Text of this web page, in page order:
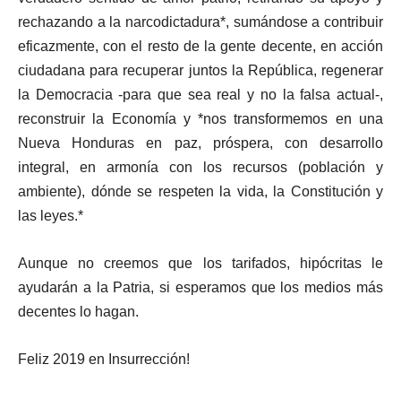
rechazando a la narcodictadura*, sumándose a contribuir
eficazmente, con el resto de la gente decente, en acción
ciudadana para recuperar juntos la República, regenerar
la Democracia -para que sea real y no la falsa actual-,
reconstruir la Economía y *nos transformemos en una
Nueva Honduras en paz, próspera, con desarrollo
integral, en armonía con los recursos (población y
ambiente), dónde se respeten la vida, la Constitución y
las leyes.*
Aunque no creemos que los tarifados, hipócritas le
ayudarán a la Patria, si esperamos que los medios más
decentes lo hagan.
Feliz 2019 en Insurrección!